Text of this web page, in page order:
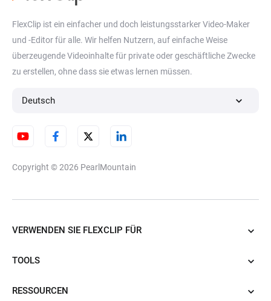
Geschwindigkeitskurve
Video-Link-Generator Videogröße ändern
FlexClip ist ein einfacher und doch leistungsstarker Video-Maker
und -Editor für alle. Wir helfen Nutzern, auf einfache Weise
überzeugende Videoinhalte für private oder geschäftliche Zwecke
zu erstellen, ohne dass sie etwas lernen müssen.
Deutsch
Copyright © 2026 PearlMountain
VERWENDEN SIE FLEXCLIP FÜR
TOOLS
RESSOURCEN